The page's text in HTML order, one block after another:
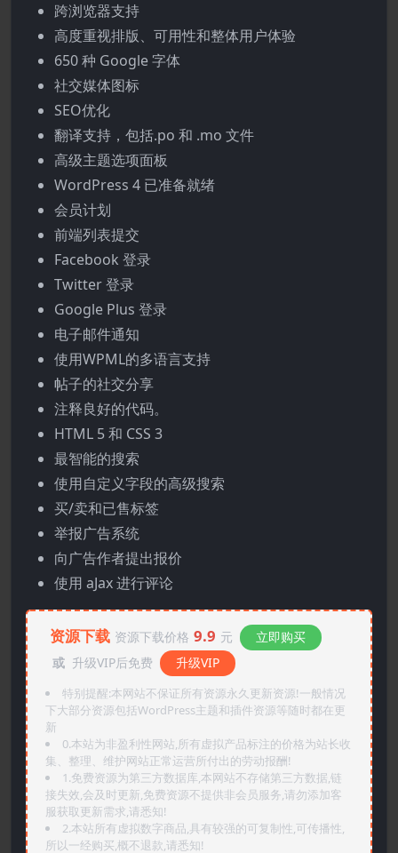
跨浏览器支持
高度重视排版、可用性和整体用户体验
650 种 Google 字体
社交媒体图标
SEO优化
翻译支持，包括.po 和 .mo 文件
高级主题选项面板
WordPress 4 已准备就绪
会员计划
前端列表提交
Facebook 登录
Twitter 登录
Google Plus 登录
电子邮件通知
使用WPML的多语言支持
帖子的社交分享
注释良好的代码。
HTML 5 和 CSS 3
最智能的搜索
使用自定义字段的高级搜索
买/卖和已售标签
举报广告系统
向广告作者提出报价
使用 aJax 进行评论
资源下载 资源下载价格 9.9 元
立即购买
或 升级VIP后免费 升级VIP
特别提醒:本网站不保证所有资源永久更新资源!一般情况
下大部分资源包括WordPress主题和插件资源等随时都在更
新
0.本站为非盈利性网站,所有虚拟产品标注的价格为站长收
集、整理、维护网站正常运营所付出的劳动报酬!
1.免费资源为第三方数据库,本网站不存储第三方数据,链
接失效,会及时更新,免费资源不提供非会员服务,请勿添加客
服获取更新需求,请悉知!
2.本站所有虚拟数字商品,具有较强的可复制性,可传播性,
所以一经购买,概不退款,请悉知!